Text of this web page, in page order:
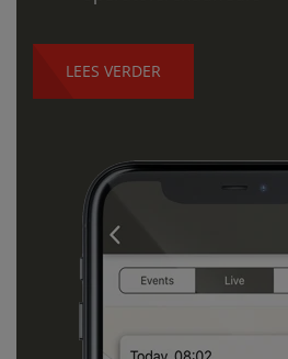
LEES VERDER